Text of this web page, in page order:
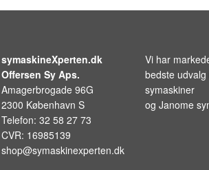
symaskineXperten.dk
Offersen Sy Aps.
Amagerbrogade 96G
2300 København S
Telefon: 32 58 27 73
CVR: 16985139
shop@symaskinexperten.dk
Vi har
bedste udvalg
symaskiner
og Janome